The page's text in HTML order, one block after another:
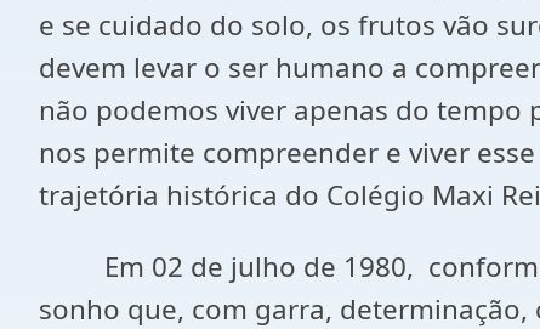
e se cuidado do solo, os frutos vão
devem levar o ser humano a
não podemos viver apenas do
nos permite compreender e viver
trajetória histórica do Colégio Maxi
Em 02 de julho de 1980,
sonho que, com garra,